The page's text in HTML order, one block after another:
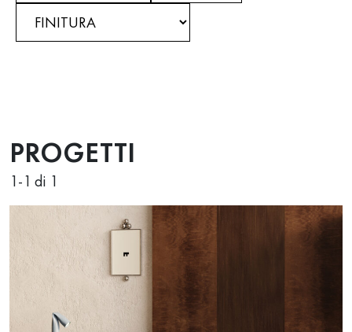
PROGETTI
1-1 di 1